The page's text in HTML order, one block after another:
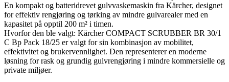
En kompakt og batteridrevet gulvvaskemaskin fra Kärcher, designet
for effektiv rengjøring og tørking av mindre gulvarealer med en
kapasitet på opptil 200 m² i timen.
Hvorfor den ble valgt: Kärcher COMPACT SCRUBBER BR 30/1
C Bp Pack 18/25 er valgt for sin kombinasjon av mobilitet,
effektivitet og brukervennlighet. Den representerer en moderne
løsning for rask og grundig gulvrengjøring i mindre kommersielle og
private miljøer.